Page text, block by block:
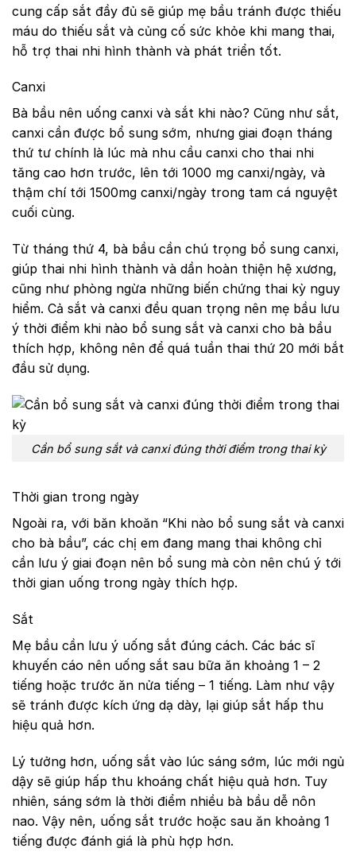
cung cấp sắt đầy đủ sẽ giúp mẹ bầu tránh được thiếu
máu do thiếu sắt và củng cố sức khỏe khi mang thai,
hỗ trợ thai nhi hình thành và phát triển tốt.
Canxi
Bà bầu nên uống canxi và sắt khi nào? Cũng như sắt,
canxi cần được bổ sung sớm, nhưng giai đoạn tháng
thứ tư chính là lúc mà nhu cầu canxi cho thai nhi
tăng cao hơn trước, lên tới 1000 mg canxi/ngày, và
thậm chí tới 1500mg canxi/ngày trong tam cá nguyệt
cuối cùng.
Từ tháng thứ 4, bà bầu cần chú trọng bổ sung canxi,
giúp thai nhi hình thành và dần hoàn thiện hệ xương,
cũng như phòng ngừa những biến chứng thai kỳ nguy
hiểm. Cả sắt và canxi đều quan trọng nên mẹ bầu lưu
ý thời điểm khi nào bổ sung sắt và canxi cho bà bầu
thích hợp, không nên để quá tuần thai thứ 20 mới bắt
đầu sử dụng.
Cần bổ sung sắt và canxi đúng thời điểm trong thai kỳ
Thời gian trong ngày
Ngoài ra, với băn khoăn “Khi nào bổ sung sắt và canxi
cho bà bầu”, các chị em đang mang thai không chỉ
cần lưu ý giai đoạn nên bổ sung mà còn nên chú ý tới
thời gian uống trong ngày thích hợp.
Sắt
Mẹ bầu cần lưu ý uống sắt đúng cách. Các bác sĩ
khuyến cáo nên uống sắt sau bữa ăn khoảng 1 – 2
tiếng hoặc trước ăn nửa tiếng – 1 tiếng. Làm như vậy
sẽ tránh được kích ứng dạ dày, lại giúp sắt hấp thu
hiệu quả hơn.
Lý tưởng hơn, uống sắt vào lúc sáng sớm, lúc mới ngủ
dậy sẽ giúp hấp thu khoáng chất hiệu quả hơn. Tuy
nhiên, sáng sớm là thời điểm nhiều bà bầu dễ nôn
nao. Vậy nên, uống sắt trước hoặc sau ăn khoảng 1
tiếng được đánh giá là phù hợp hơn.